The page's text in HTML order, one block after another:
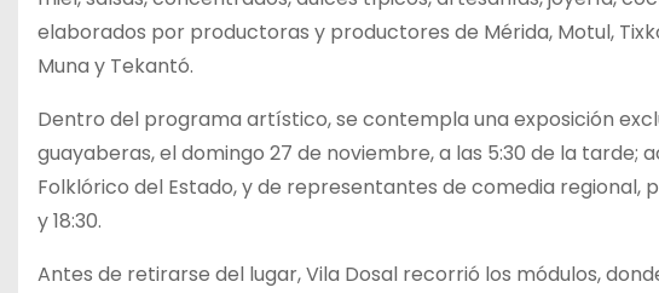
elaborados por productoras y productores de Mérida, Motul,
Muna y Tekantó.
Dentro del programa artístico, se contempla una exposición
guayaberas, el domingo 27 de noviembre, a las 5:30 de la tarde;
Folklórico del Estado, y de representantes de comedia regional,
y 18:30.
Antes de retirarse del lugar, Vila Dosal recorrió los módulos,